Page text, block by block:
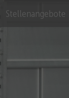
Stellenangebote